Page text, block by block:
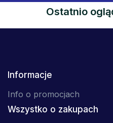
Ostatnio
Informacje
Info o promocjach
Wszystko o zakupach